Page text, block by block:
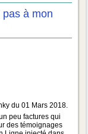
à mon
du 01 Mars 2018.
peu factures qui
des témoignages